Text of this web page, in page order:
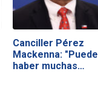
Canciller Pérez
Mackenna:
haber muchas…